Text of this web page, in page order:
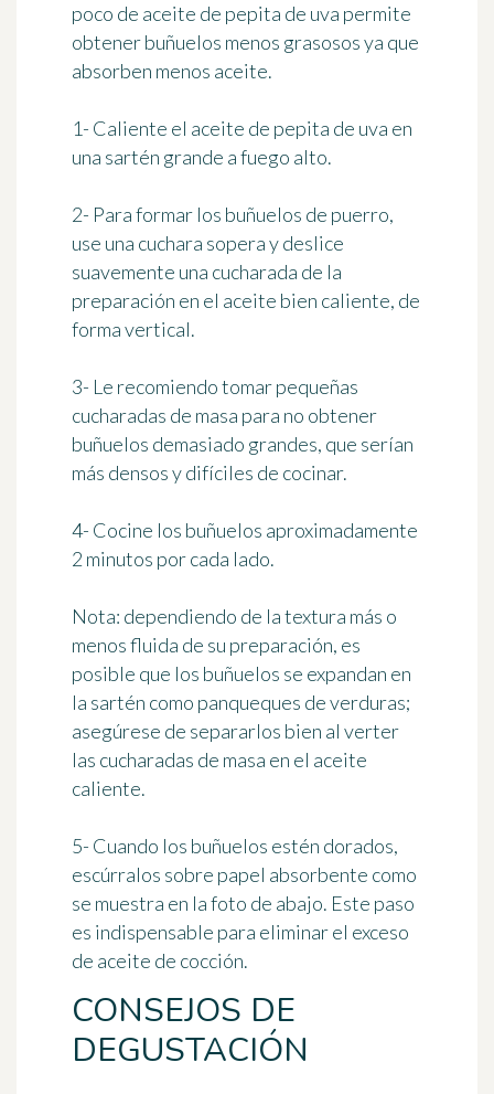
poco de aceite de pepita de uva permite
obtener buñuelos menos grasosos ya que
absorben menos aceite.
1- Caliente el aceite de pepita de uva en
una sartén grande a fuego alto.
2- Para formar los buñuelos de puerro,
use una cuchara sopera y deslice
suavemente una cucharada de la
preparación en el aceite bien caliente, de
forma vertical.
3- Le recomiendo tomar pequeñas
cucharadas de masa para no obtener
buñuelos demasiado grandes, que serían
más densos y difíciles de cocinar.
4- Cocine los buñuelos aproximadamente
2 minutos por cada lado.
Nota: dependiendo de la textura más o
menos fluida de su preparación, es
posible que los buñuelos se expandan en
la sartén como panqueques de verduras;
asegúrese de separarlos bien al verter
las cucharadas de masa en el aceite
caliente.
5- Cuando los buñuelos estén dorados,
escúrralos sobre papel absorbente como
se muestra en la foto de abajo. Este paso
es indispensable para eliminar el exceso
de aceite de cocción.
CONSEJOS DE
DEGUSTACIÓN